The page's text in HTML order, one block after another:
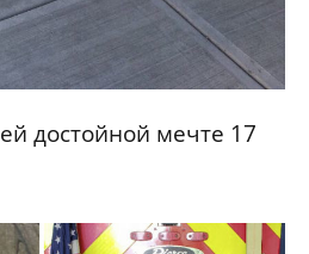
достойной мечте 17